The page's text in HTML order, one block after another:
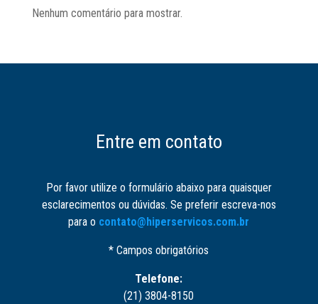
Nenhum comentário para mostrar.
Entre em contato
Por favor utilize o formulário abaixo para quaisquer
esclarecimentos ou dúvidas. Se preferir escreva-nos
para o contato@hiperservicos.com.br
* Campos obrigatórios
Telefone:
(21) 3804-8150